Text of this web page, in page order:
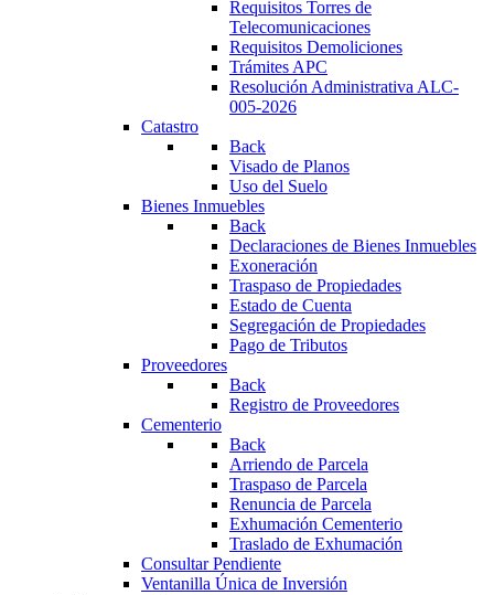
Requisitos Torres de
Telecomunicaciones
Requisitos Demoliciones
Trámites APC
Resolución Administrativa ALC-
005-2026
Catastro
Back
Visado de Planos
Uso del Suelo
Bienes Inmuebles
Back
Declaraciones de Bienes Inmuebles
Exoneración
Traspaso de Propiedades
Estado de Cuenta
Segregación de Propiedades
Pago de Tributos
Proveedores
Back
Registro de Proveedores
Cementerio
Back
Arriendo de Parcela
Traspaso de Parcela
Renuncia de Parcela
Exhumación Cementerio
Traslado de Exhumación
Consultar Pendiente
Ventanilla Única de Inversión